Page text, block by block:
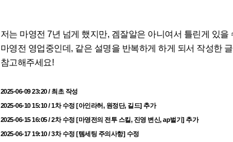
저는 마영전 7년 넘게 했지만, 겜잘알은 아니여서 틀린게 있을
마영전 영업중인데, 같은 설명을 반복하게 하게 되서 작성한
참고해주세요!
2025-06-09 23:20 / 최초 작성
2025-06-10 15:10 /1차 수정 [아인라허, 원정단, 길드] 추가
2025-06-15 16:05 / 2차 수정 [마영전의 전투 스킬, 진영 변신, ap벌기] 추가
2025-06-17 19:10 / 3차 수정 [템세팅 주의사항] 수정